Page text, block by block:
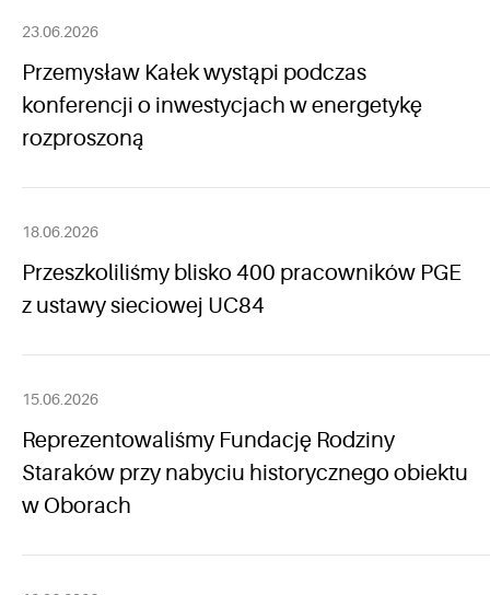
23.06.2026
Przemysław Kałek wystąpi podczas
konferencji o inwestycjach w energetykę
rozproszoną
18.06.2026
Przeszkoliliśmy blisko 400 pracowników PGE
z ustawy sieciowej UC84
15.06.2026
Reprezentowaliśmy Fundację Rodziny
Staraków przy nabyciu historycznego obiektu
w Oborach